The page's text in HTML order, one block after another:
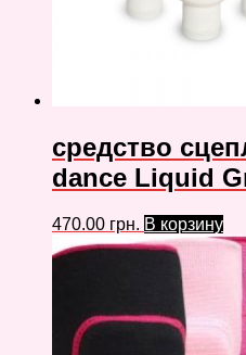
средство
dance Liquid
470.00 грн. В корзину